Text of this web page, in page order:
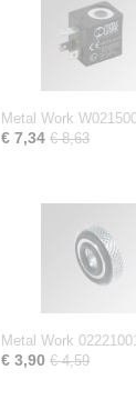
Metal Work
€ 7,34 € 8,63
Metal Work
€ 3,90 € 4,59